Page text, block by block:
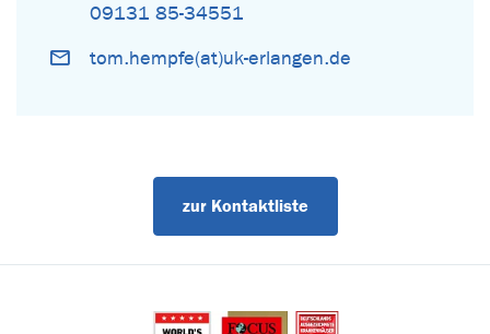
09131 85-34551
tom.hempfe(at)uk-erlangen.de
zur Kontaktliste